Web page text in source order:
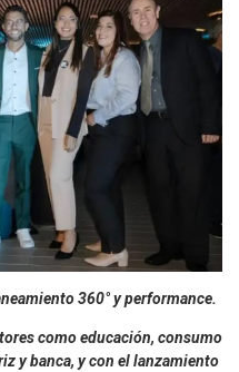
360° y performance.
como educación, consumo
y banca, y con el lanzamiento